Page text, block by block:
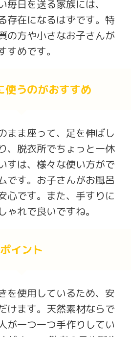
毎日を送る家族には、
存在になるはずです。特
の方や小さなお子さんが
すめです。
使うのがおすすめ
まま座って、足を伸ばし
、脱衣所でちょっと一休
すは、様々な使い方がで
です。お子さんがお風呂
心です。また、手すりに
ゃれで良いですね。
ポイント
を使用しているため、安
けます。天然素材ならで
が一つ一つ手作りしてい